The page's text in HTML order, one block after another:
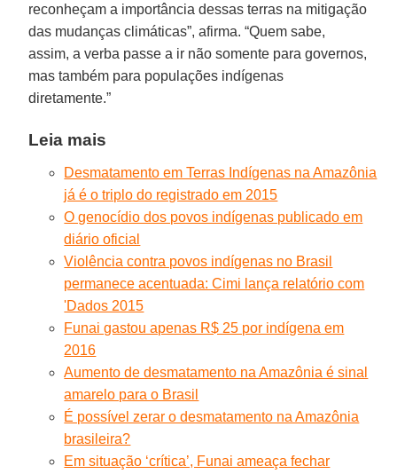
reconheçam a importância dessas terras na mitigação
das mudanças climáticas”, afirma. “Quem sabe,
assim, a verba passe a ir não somente para governos,
mas também para populações indígenas
diretamente.”
Leia mais
Desmatamento em Terras Indígenas na Amazônia
já é o triplo do registrado em 2015
O genocídio dos povos indígenas publicado em
diário oficial
Violência contra povos indígenas no Brasil
permanece acentuada: Cimi lança relatório com
'Dados 2015
Funai gastou apenas R$ 25 por indígena em
2016
Aumento de desmatamento na Amazônia é sinal
amarelo para o Brasil
É possível zerar o desmatamento na Amazônia
brasileira?
Em situação ‘crítica’, Funai ameaça fechar